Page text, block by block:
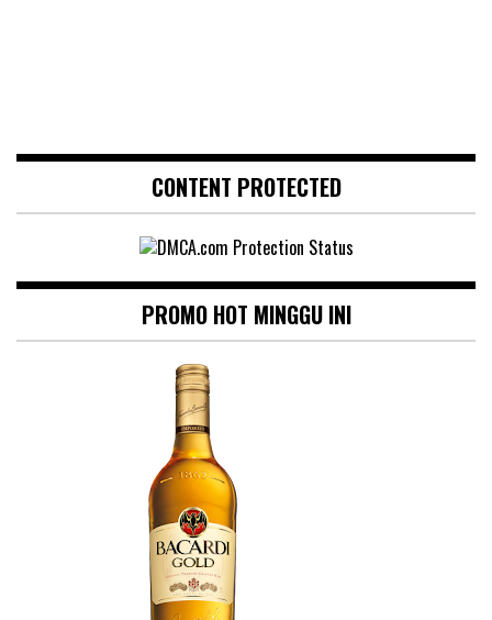
CONTENT PROTECTED
PROMO HOT MINGGU INI